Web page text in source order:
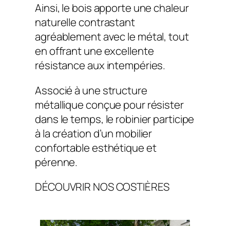
Ainsi, le bois apporte une chaleur
naturelle contrastant
agréablement avec le métal, tout
en offrant une excellente
résistance aux intempéries.
Associé à une structure
métallique conçue pour résister
dans le temps, le robinier participe
à la création d’un mobilier
confortable esthétique et
pérenne.
DÉCOUVRIR NOS COSTIÈRES